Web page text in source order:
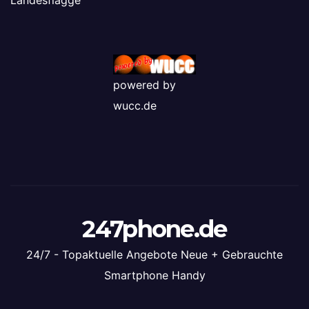
powered by
wucc.de
247phone.de
24/7 - Topaktuelle Angebote Neue + Gebrauchte
Smartphone Handy